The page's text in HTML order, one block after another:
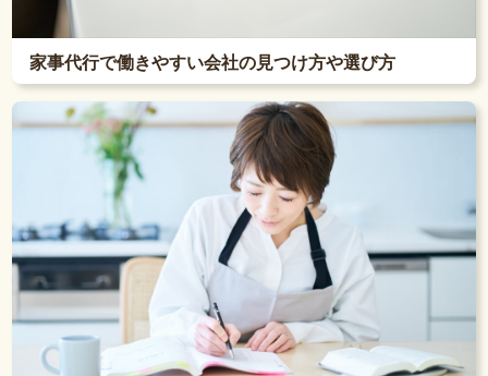
家事代行で働きやすい会社の見つけ方や選び方